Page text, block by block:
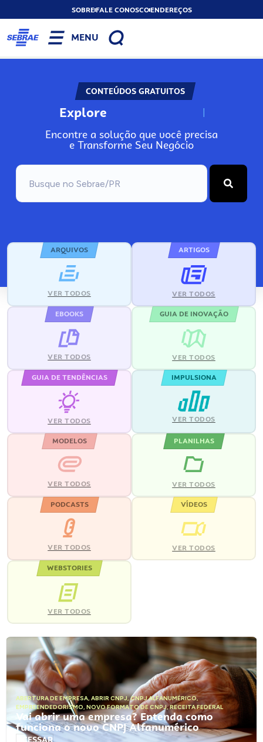
SOBREFALE CONOSCOENDEREÇOS
MENU
CONTEÚDOS GRATUITOS
Explore N
Encontre a solução que você precisa
e Transforme Seu Negócio
ARQUIVOS
VER TODOS
ARTIGOS
VER TODOS
EBOOKS
VER TODOS
GUIA DE INOVAÇÃO
VER TODOS
GUIA DE TENDÊNCIAS
VER TODOS
IMPULSIONA
VER TODOS
MODELOS
VER TODOS
PLANILHAS
VER TODOS
PODCASTS
VER TODOS
VÍDEOS
VER TODOS
WEBSTORIES
VER TODOS
ABERTURA DE EMPRESA, ABRIR CNPJ,CNPJ ALFANUMÉRICO,
EMPREENDEDORISMO, NOVO FORMATO DE CNPJ,RECEITA FEDERAL
Vai abrir uma empresa? Entenda como
funciona o novo CNPJ Alfanumérico
ACESSAR